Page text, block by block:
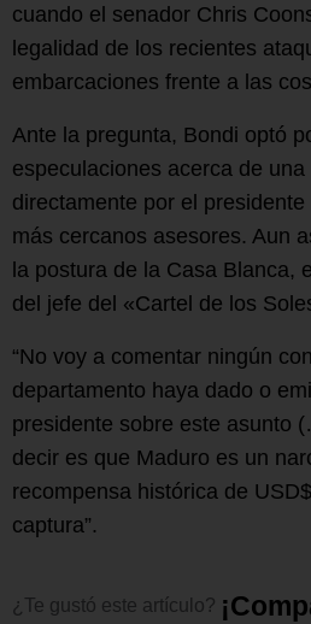
cuando el senador Chris
legalidad de los recientes
embarcaciones frente a las
Ante la pregunta, Bondi optó
especulaciones acerca de
directamente por el
más cercanos asesores. Aun
la postura de la Casa Blanca,
del jefe del «Cartel de los
“No voy a comentar ningún
departamento haya dado o
presidente sobre este asunto
decir es que Maduro es un
recompensa histórica de
captura”.
¿Te gustó este artículo? ¡Comp